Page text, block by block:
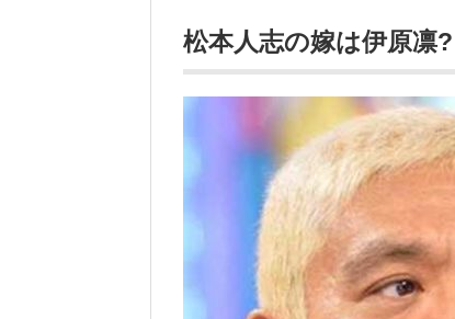
松本人志の嫁は伊原凛?